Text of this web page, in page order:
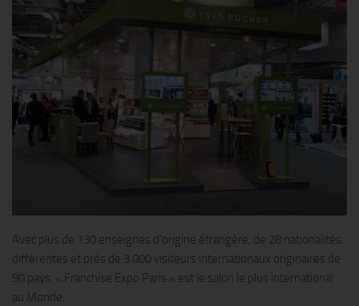
Avec plus de 130 enseignes d’origine étrangère, de 28 nationalités
différentes et près de 3.000 visiteurs internationaux originaires de
90 pays, « Franchise Expo Paris » est le salon le plus international
au Monde.